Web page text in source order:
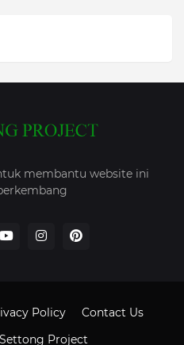
membantu website ini
Settong Project
Policy Contact Us